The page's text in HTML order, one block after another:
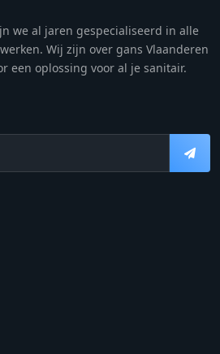
we al jaren gespecialiseerd in alle
Wij zijn over gans Vlaanderen
een oplossing voor al je sanitair.